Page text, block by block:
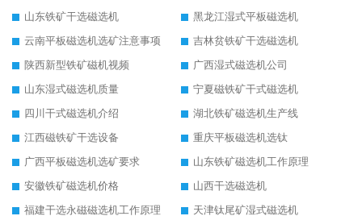
山东铁矿干选磁选机
黑龙江湿式平板磁选机
云南平板磁选机选矿注意事项
吉林贫铁矿干选磁选机
陕西新型铁矿磁机视频
广西湿式磁选机公司
山东湿式磁选机质量
宁夏磁铁矿干式磁选机
四川干式磁选机介绍
湖北铁矿磁选机生产线
江西磁铁矿干选设备
重庆平板磁选机选钛
广西平板磁选机选矿要求
山东铁矿磁选机工作原理
安徽铁矿磁选机价格
山西干选磁选机
福建干选永磁磁选机工作原理
天津钛尾矿湿式磁选机